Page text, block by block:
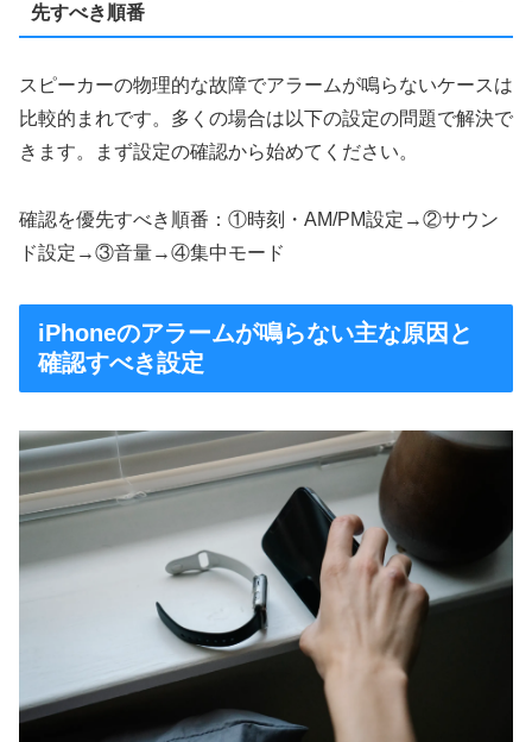
先すべき順番
スピーカーの物理的な故障でアラームが鳴らないケースは
比較的まれです。多くの場合は以下の設定の問題で解決で
きます。まず設定の確認から始めてください。
確認を優先すべき順番：①時刻・AM/PM設定→②サウン
ド設定→③音量→④集中モード
iPhoneのアラームが鳴らない主な原因と
確認すべき設定